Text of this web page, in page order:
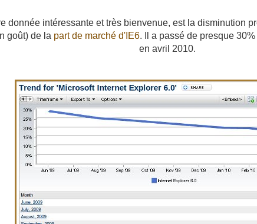
donnée intéressante et très bienvenue, est la disminution
goût) de la part de marché d'IE6. Il a passé de presque
en avril 2010.